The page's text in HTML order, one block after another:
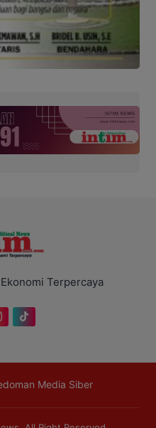
Terpercaya
Media Siber